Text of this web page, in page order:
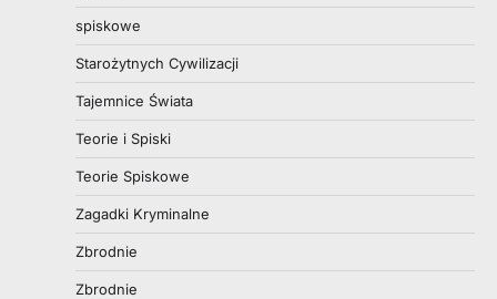
spiskowe
Starożytnych Cywilizacji
Tajemnice Świata
Teorie i Spiski
Teorie Spiskowe
Zagadki Kryminalne
Zbrodnie
Zbrodnie